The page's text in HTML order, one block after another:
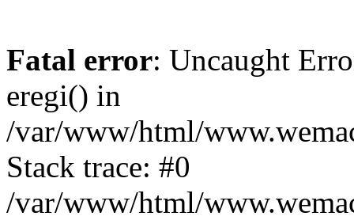
Fatal error: Uncaught
eregi() in
/var/www/html/
Stack trace: #0
/var/www/html/